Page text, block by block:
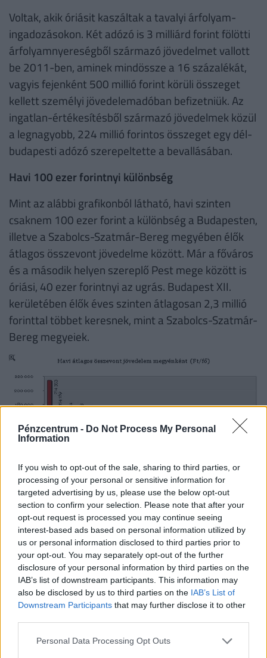
Pénzcentrum - Do Not Process My Personal
Information
If you wish to opt-out of the sale, sharing to third parties, or
processing of your personal or sensitive information for
targeted advertising by us, please use the below opt-out
section to confirm your selection. Please note that after your
opt-out request is processed you may continue seeing
interest-based ads based on personal information utilized by
us or personal information disclosed to third parties prior to
your opt-out. You may separately opt-out of the further
disclosure of your personal information by third parties on the
IAB’s list of downstream participants. This information may
also be disclosed by us to third parties on the IAB’s List of
Downstream Participants that may further disclose it to other
Personal Data Processing Opt Outs
Voltak, akik óriásit kaszáltak a tavalyi árfolyam-
ingadozásokon. Két adózó is 3 milliárd forint fölötti
árfolyamnyereségből származó jövedelmet vallott
be 2011-ben, aminek mindössze a 16 százalékát,
vagyis fejenként 500 millió forint körüli összeget
kellett személyi jövedelemadóban befizetniük. Az
ingatlan-értékesítésből származó jövedelmek közül
a legnagyobb, 224 millió forintos összeget egy dél-
budapesti adózó szerepeltette a bevallásában.
Havi 100 ezer forintnyi különbség
Mint az alábbi grafikonból látható, havi szinten
csaknem 100 ezer forint a különbség a Budapesten,
illetve a Szabolcs-Szatmár-Bereg megyében élők
átlagos összevont jövedelme között. Már a főváros
és a második helyen szereplő Pest mege között is
óriási, 40 ezer forintnyi az ugrás. Budapest XII.
kerületében élők éves szinten átlagosan 2,3 millió
forinttal többet keresnek, mint a Szabolcs-Szatmár-
Bereg megyeiek.
Nagyításhoz KATTINTS a képre!